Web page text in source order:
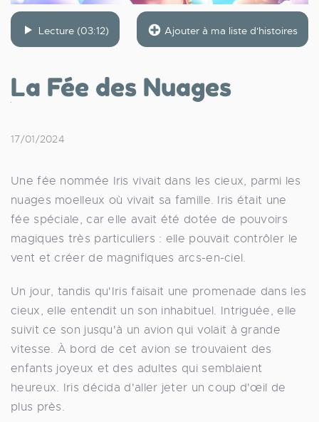
Lecture (03:12) Ajouter à ma liste d'histoires
La Fée des Nuages
17/01/2024
Une fée nommée Iris vivait dans les cieux, parmi les
nuages moelleux où vivait sa famille. Iris était une
fée spéciale, car elle avait été dotée de pouvoirs
magiques très particuliers : elle pouvait contrôler le
vent et créer de magnifiques arcs-en-ciel.
Un jour, tandis qu'Iris faisait une promenade dans les
cieux, elle entendit un son inhabituel. Intriguée, elle
suivit ce son jusqu'à un avion qui volait à grande
vitesse. À bord de cet avion se trouvaient des
enfants joyeux et des adultes qui semblaient
heureux. Iris décida d'aller jeter un coup d'œil de
plus près.